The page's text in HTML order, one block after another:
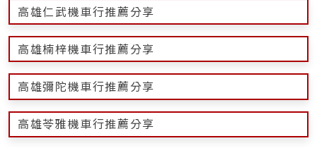
高雄仁武機車行推薦分享
高雄楠梓機車行推薦分享
高雄彌陀機車行推薦分享
高雄苓雅機車行推薦分享